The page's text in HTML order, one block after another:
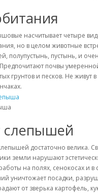
насчитывает четыре
но в целом животные
полупустынь, пустынь, и
почвы
грунтов и песков. Не живут
слепышей
достаточно велика.
земли нарушают
на полях, сенокосах и в
уничтожает посадки,
от зверька картофель,